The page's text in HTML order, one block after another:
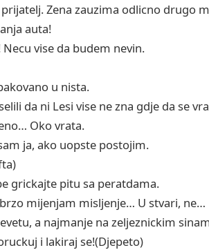
Zena zauzima odlicno drugo
auta!
vise da budem nevin.
u nista.
da ni Lesi vise ne zna gdje da se
Oko vrata.
ja, ako uopste postojim.
grickajte pitu sa peratdama.
mijenjam misljenje… U stvari, ne…
a najmanje na zeljeznickim
i lakiraj se!(Djepeto)